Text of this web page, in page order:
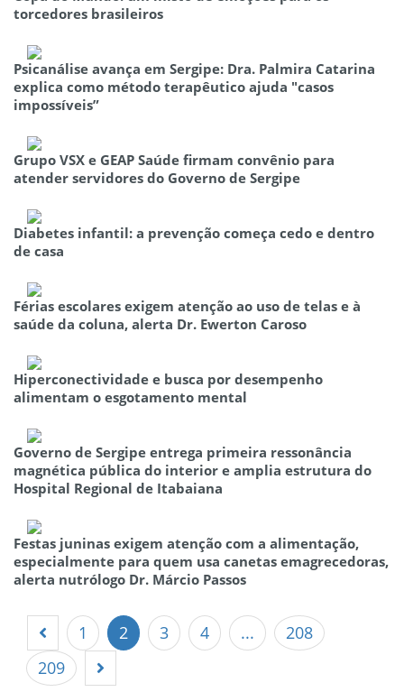
torcedores brasileiros
Psicanálise avança em Sergipe: Dra. Palmira Catarina
explica como método terapêutico ajuda "casos
impossíveis”
Grupo VSX e GEAP Saúde firmam convênio para
atender servidores do Governo de Sergipe
Diabetes infantil: a prevenção começa cedo e dentro
de casa
Férias escolares exigem atenção ao uso de telas e à
saúde da coluna, alerta Dr. Ewerton Caroso
Hiperconectividade e busca por desempenho
alimentam o esgotamento mental
Governo de Sergipe entrega primeira ressonância
magnética pública do interior e amplia estrutura do
Hospital Regional de Itabaiana
Festas juninas exigem atenção com a alimentação,
especialmente para quem usa canetas emagrecedoras,
alerta nutrólogo Dr. Márcio Passos
1 2 3 4 ...
208
209